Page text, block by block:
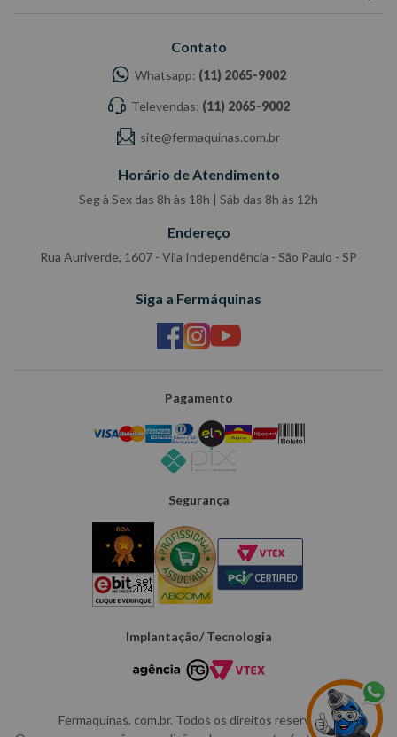
Contato
Whatsapp: (11) 2065-9002
Televendas: (11) 2065-9002
site@fermaquinas.com.br
Horário de Atendimento
Seg à Sex das 8h às 18h | Sáb das 8h às 12h
Endereço
Rua Auriverde, 1607 - Vila Independência - São Paulo - SP
Siga a Fermáquinas
Pagamento
Segurança
Implantação/ Tecnologia
Fermaquinas. com.br. Todos os direitos reservados.